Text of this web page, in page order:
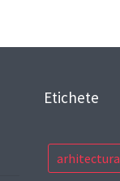
Etichete
arhitectura